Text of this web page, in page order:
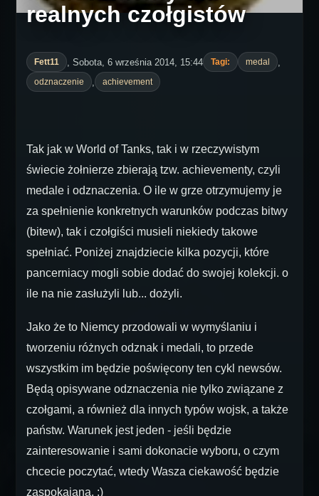
realnych czołgistów
Fett11 , Sobota, 6 września 2014, 15:44 Tagi: medal
odznaczenie achievement
Tak jak w World of Tanks, tak i w rzeczywistym
świecie żołnierze zbierają tzw. achievementy, czyli
medale i odznaczenia. O ile w grze otrzymujemy je
za spełnienie konkretnych warunków podczas bitwy
(bitew), tak i czołgiści musieli niekiedy takowe
spełniać. Poniżej znajdziecie kilka pozycji, które
pancerniacy mogli sobie dodać do swojej kolekcji. o
ile na nie zasłużyli lub... dożyli.
Jako że to Niemcy przodowali w wymyślaniu i
tworzeniu różnych odznak i medali, to przede
wszystkim im będzie poświęcony ten cykl newsów.
Będą opisywane odznaczenia nie tylko związane z
czołgami, a również dla innych typów wojsk, a także
państw. Warunek jest jeden - jeśli będzie
zainteresowanie i sami dokonacie wyboru, o czym
chcecie poczytać, wtedy Wasza ciekawość będzie
zaspokajana. :)